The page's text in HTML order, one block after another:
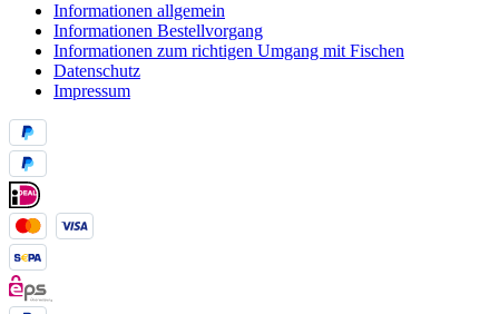
Informationen allgemein
Informationen Bestellvorgang
Informationen zum richtigen Umgang mit Fischen
Datenschutz
Impressum